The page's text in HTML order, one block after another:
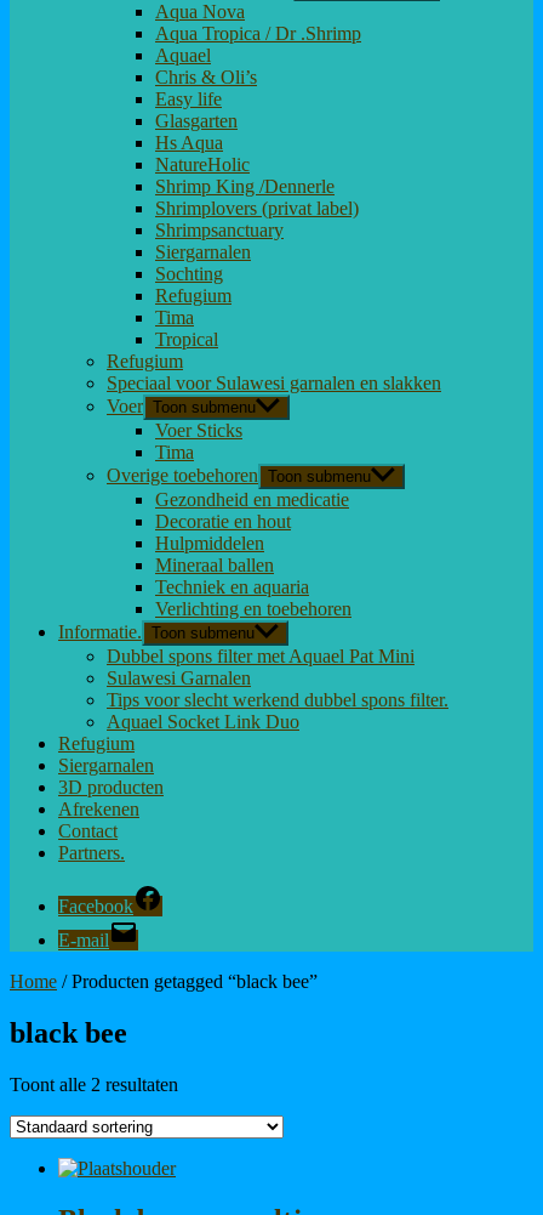
Aqua Nova
Aqua Tropica / Dr .Shrimp
Aquael
Chris & Oli’s
Easy life
Glasgarten
Hs Aqua
NatureHolic
Shrimp King /Dennerle
Shrimplovers (privat label)
Shrimpsanctuary
Siergarnalen
Sochting
Refugium
Tima
Tropical
Refugium
Speciaal voor Sulawesi garnalen en slakken
Voer Toon submenu
Voer Sticks
Tima
Overige toebehoren Toon submenu
Gezondheid en medicatie
Decoratie en hout
Hulpmiddelen
Mineraal ballen
Techniek en aquaria
Verlichting en toebehoren
Informatie. Toon submenu
Dubbel spons filter met Aquael Pat Mini
Sulawesi Garnalen
Tips voor slecht werkend dubbel spons filter.
Aquael Socket Link Duo
Refugium
Siergarnalen
3D producten
Afrekenen
Contact
Partners.
Facebook
E-mail
Home / Producten getagged “black bee”
black bee
Toont alle 2 resultaten